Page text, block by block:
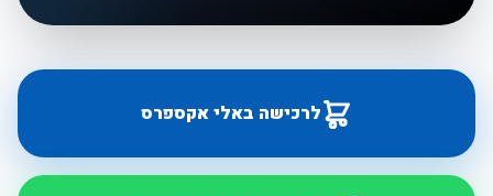
לרכישה באלי אקספרס